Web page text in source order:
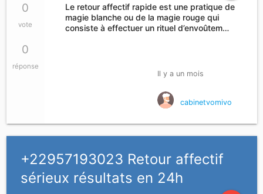
0
vote
0
réponse
Le retour affectif rapide est une pratique de
magie blanche ou de la magie rouge qui
consiste à effectuer un rituel d’envoûtem…
Il y a un mois
cabinetvomivo
+22957193023 Retour affectif
sérieux résultats en 24h